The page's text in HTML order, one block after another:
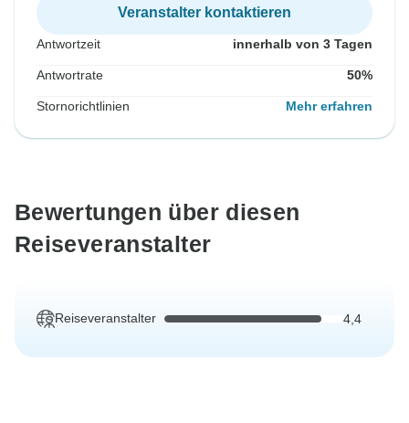
Veranstalter kontaktieren
Antwortzeit innerhalb von 3 Tagen
Antwortrate 50%
Stornorichtlinien Mehr erfahren
Bewertungen über diesen
Reiseveranstalter
Reiseveranstalter 4,4